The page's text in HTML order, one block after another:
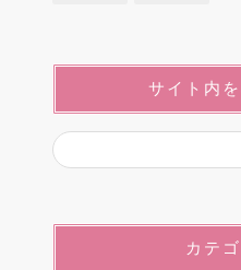
サイト内
カテ